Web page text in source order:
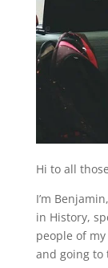
Hi to all
I’m
in History,
people of
and going to